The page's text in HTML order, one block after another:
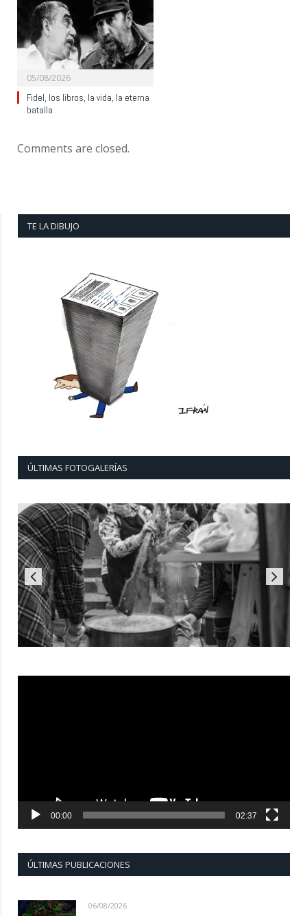
05/08/2026
Fidel, los libros, la vida, la eterna
batalla
Comments are closed.
TE LA DIBUJO
ÚLTIMAS FOTOGALERÍAS
00:00 02:37
ÚLTIMAS PUBLICACIONES
06/08/2026